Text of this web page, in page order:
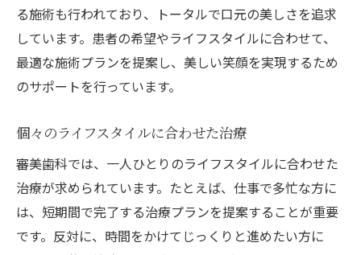
る施術も行われており、トータルで口元の美しさを追求
しています。患者の希望やライフスタイルに合わせて、
最適な施術プランを提案し、美しい笑顔を実現するため
のサポートを行っています。
個々のライフスタイルに合わせた治療
審美歯科では、一人ひとりのライフスタイルに合わせた
治療が求められています。たとえば、仕事で多忙な方に
は、短期間で完了する治療プランを提案することが重要
です。反対に、時間をかけてじっくりと進めたい方に